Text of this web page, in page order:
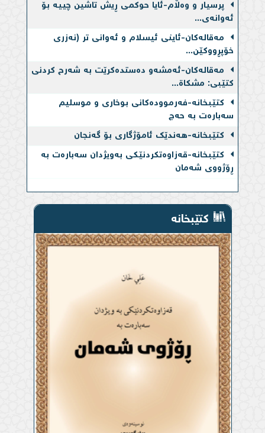
ئه‌وانه‌ی...
مەقالەکان-ئاینی ئیسلام و ئه‌وانی تر (نه‌زری
خۆپڕووكێن...
مەقالەکان-ئه‌مشه‌و ده‌ستده‌كرێت به‌ شەرح کردنی
کتێبی: مشکاة...
کتێبخانە-فەرموودەكانی بوخاری و موسلیم
سەبارەت بە حەج
کتێبخانە-هەندێک ئامۆژگاری بۆ گەنجان
کتێبخانە-قەزاوەتكردنێكی بەویژدان سەبارەت بە
ڕۆژووی شەمان
کتێبخانە